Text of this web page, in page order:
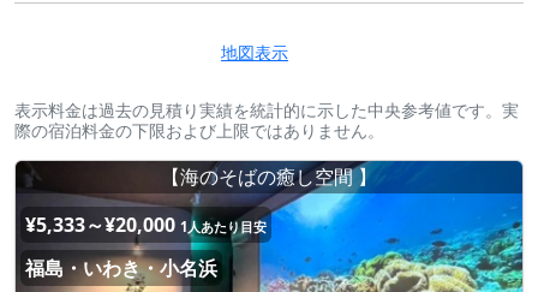
地図表示
表示料金は過去の見積り実績を統計的に示した中央参考値です。実
際の宿泊料金の下限および上限ではありません。
【海のそばの癒し空間 】
¥5,333～¥20,000 1人あたり目安
福島・いわき・小名浜